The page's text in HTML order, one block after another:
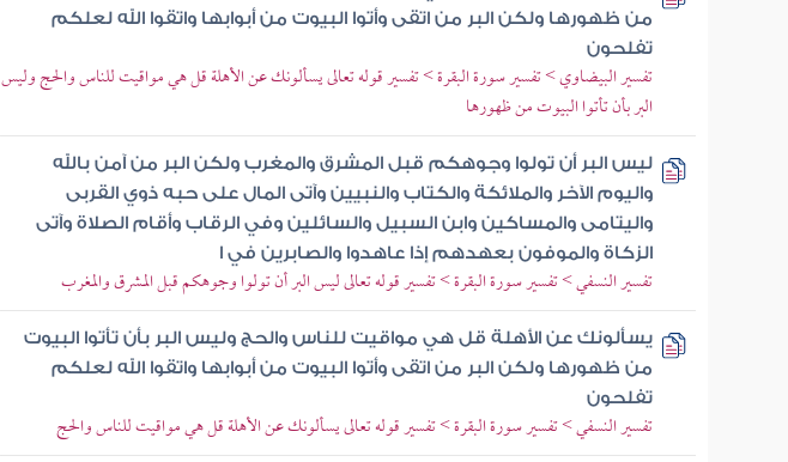
من ظهورها ولكن البر من اتقى وأتوا البيوت من أبوابها واتقوا الله لعلكم
تفلحون
تفسير البيضاوي > تفسير سورة البقرة > تفسير قوله تعالى يسألونك عن الأهلة قل هي مواقيت للناس والحج وليس
البر بأن تأتوا البيوت من ظهورها
ليس البر أن تولوا وجوهكم قبل المشرق والمغرب ولكن البر من آمن بالله
واليوم الآخر والملائكة والكتاب والنبيين وآتى المال على حبه ذوي القربى
واليتامى والمساكين وابن السبيل والسائلين وفي الرقاب وأقام الصلاة وآتى
الزكاة والموفون بعهدهم إذا عاهدوا والصابرين في ا
تفسير النسفي > تفسير سورة البقرة > تفسير قوله تعالى ليس البر أن تولوا وجوهكم قبل المشرق والمغرب
يسألونك عن الأهلة قل هي مواقيت للناس والحج وليس البر بأن تأتوا البيوت
من ظهورها ولكن البر من اتقى وأتوا البيوت من أبوابها واتقوا الله لعلكم
تفلحون
تفسير النسفي > تفسير سورة البقرة > تفسير قوله تعالى يسألونك عن الأهلة قل هي مواقيت للناس والحج